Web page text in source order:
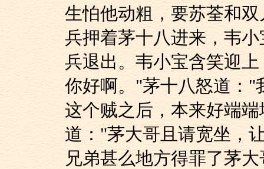
生怕他动粗，要苏荃和
兵押着茅十八进来，韦
兵退出。韦小宝含笑迎
你好啊。"茅十八怒道："
这个贼之后，本来好端
道："茅大哥且请宽坐，
兄弟甚么地方得罪了茅